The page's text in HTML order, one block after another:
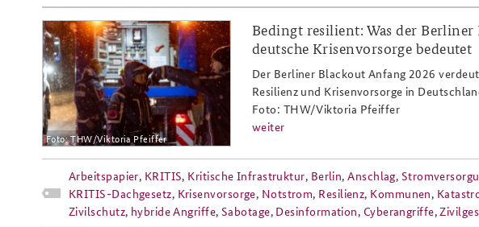
arbeitspapier_1-
Foto: THW/Viktoria Pfeiffer
Bedingt resilient: Was der
deutsche Krisenvorsorge bedeutet
Der Berliner Blackout Anfang 2026
Resilienz und Krisenvorsorge in
Foto: THW/Viktoria Pfeiffer
weiter
Arbeitspapier, KRITIS, Kritische Infrastruktur, Berlin,Anschlag,
KRITIS-Dachgesetz, Krisenvorsorge, Notstrom, Resilienz, Kommunen,
Zivilschutz, hybride Angriffe, Sabotage, Desinformation, Cyberangriffe,